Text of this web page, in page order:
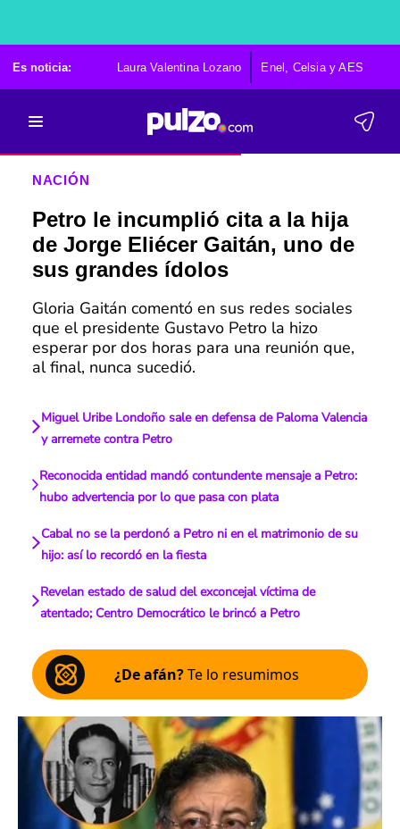
Es noticia: Laura Valentina Lozano Enel, Celsia y AES
NACIÓN
Petro le incumplió cita a la hija
de Jorge Eliécer Gaitán, uno de
sus grandes ídolos
Gloria Gaitán comentó en sus redes sociales
que el presidente Gustavo Petro la hizo
esperar por dos horas para una reunión que,
al final, nunca sucedió.
Miguel Uribe Londoño sale en defensa de Paloma Valencia
y arremete contra Petro
Reconocida entidad mandó contundente mensaje a Petro:
hubo advertencia por lo que pasa con plata
Cabal no se la perdonó a Petro ni en el matrimonio de su
hijo: así lo recordó en la fiesta
Revelan estado de salud del exconcejal víctima de
atentado; Centro Democrático le brincó a Petro
¿De afán?Te lo resumimos